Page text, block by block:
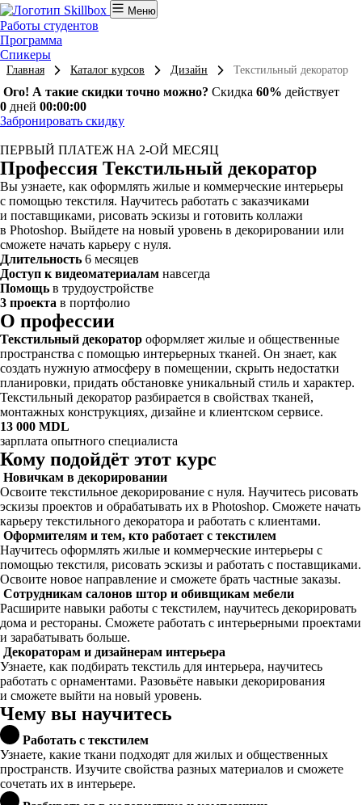
Меню
Работы студентов
Программа
Спикеры
Главная Каталог курсов Дизайн Текстильный декоратор
Ого! А такие скидки точно можно? Скидка 60% действует
0 дней 00:00:00
Забронировать скидку
ПЕРВЫЙ ПЛАТЕЖ НА 2-ОЙ МЕСЯЦ
Профессия Текстильный декоратор
Вы узнаете, как оформлять жилые и коммерческие интерьеры
с помощью текстиля. Научитесь работать с заказчиками
и поставщиками, рисовать эскизы и готовить коллажи
в Photoshop. Выйдете на новый уровень в декорировании или
сможете начать карьеру с нуля.
Длительность 6 месяцев
Доступ к видеоматериалам навсегда
Помощь в трудоустройстве
3 проекта в портфолио
О профессии
Текстильный декоратор оформляет жилые и общественные
пространства с помощью интерьерных тканей. Он знает, как
создать нужную атмосферу в помещении, скрыть недостатки
планировки, придать обстановке уникальный стиль и характер.
Текстильный декоратор разбирается в свойствах тканей,
монтажных конструкциях, дизайне и клиентском сервисе.
13 000 MDL
зарплата опытного специалиста
Кому подойдёт этот курс
Новичкам в декорировании
Освоите текстильное декорирование с нуля. Научитесь рисовать
эскизы проектов и обрабатывать их в Photoshop. Сможете начать
карьеру текстильного декоратора и работать с клиентами.
Оформителям и тем, кто работает с текстилем
Научитесь оформлять жилые и коммерческие интерьеры с
помощью текстиля, рисовать эскизы и работать с поставщиками.
Освоите новое направление и сможете брать частные заказы.
Сотрудникам салонов штор и обивщикам мебели
Расширите навыки работы с текстилем, научитесь декорировать
дома и рестораны. Сможете работать с интерьерными проектами
и зарабатывать больше.
Декораторам и дизайнерам интерьера
Узнаете, как подбирать текстиль для интерьера, научитесь
работать с орнаментами. Разовьёте навыки декорирования
и сможете выйти на новый уровень.
Чему вы научитесь
Работать с текстилем
Узнаете, какие ткани подходят для жилых и общественных
пространств. Изучите свойства разных материалов и сможете
сочетать их в интерьере.